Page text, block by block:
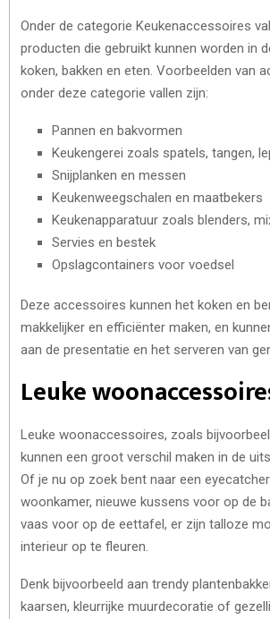
Onder de categorie Keukenaccessoires
producten die gebruikt kunnen worden in
koken, bakken en eten. Voorbeelden van
onder deze categorie vallen zijn:
Pannen en bakvormen
Keukengerei zoals spatels, tangen,
Snijplanken en messen
Keukenweegschalen en maatbekers
Keukenapparatuur zoals blenders,
Servies en bestek
Opslagcontainers voor voedsel
Deze accessoires kunnen het koken en
makkelijker en efficiënter maken, en
aan de presentatie en het serveren van
Leuke
Leuke woonaccessoires, zoals
kunnen een groot verschil maken in de
Of je nu op zoek bent naar een
woonkamer, nieuwe kussens voor op de
vaas voor op de eettafel, er zijn talloze
interieur op te fleuren.
Denk bijvoorbeeld aan trendy
kaarsen, kleurrijke muurdecoratie of